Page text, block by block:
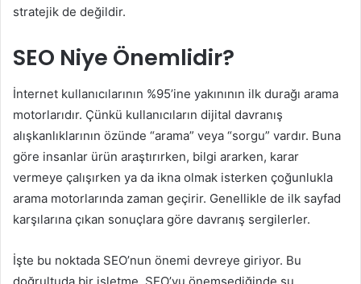
stratejik de değildir.
SEO Niye Önemlidir?
İnternet kullanıcılarının %95’ine yakınının ilk durağı arama
motorlarıdır. Çünkü kullanıcıların dijital davranış
alışkanlıklarının özünde “arama” veya “sorgu” vardır. Buna
göre insanlar ürün araştırırken, bilgi ararken, karar
vermeye çalışırken ya da ikna olmak isterken çoğunlukla
arama motorlarında zaman geçirir. Genellikle de ilk sayfad
karşılarına çıkan sonuçlara göre davranış sergilerler.
İşte bu noktada SEO’nun önemi devreye giriyor. Bu